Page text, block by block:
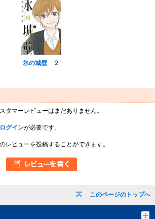
このページのトップへ
氷の城壁 ２
タマーレビューはまだありません。
ログインが必要です。
レビューを投稿することができます。